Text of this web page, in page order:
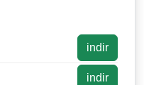
indir
indir